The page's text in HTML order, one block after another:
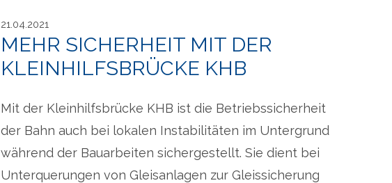
21.04.2021
MEHR SICHERHEIT MIT DER
KLEINHILFSBRÜCKE KHB
Mit der Kleinhilfsbrücke KHB ist die Betriebssicherheit
der Bahn auch bei lokalen Instabilitäten im Untergrund
während der Bauarbeiten sichergestellt. Sie dient bei
Unterquerungen von Gleisanlagen zur Gleissicherung